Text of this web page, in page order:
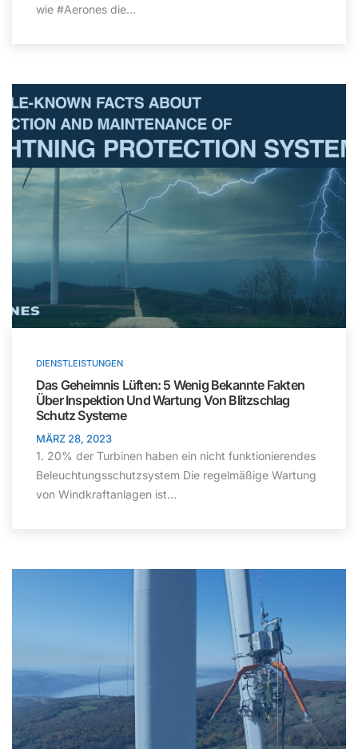
wie #Aerones die...
DIENSTLEISTUNGEN
Das Geheimnis Lüften: 5 Wenig Bekannte Fakten
ÜberInspektion Und Wartung Von Blitzschlag
Schutz Systeme
MÄRZ 28, 2023
1. 20% der Turbinen haben ein nicht funktionierendes
Beleuchtungsschutzsystem Die regelmäßige Wartung
von Windkraftanlagen ist...